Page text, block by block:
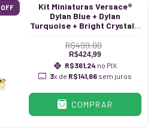
OFF
Kit Miniaturas Versace®
Dylan Blue + Dylan
Turquoise + Bright Crystal +
ml
R$499,00
R$424,99
R$361,24 no PIX
3x de R$141,66 sem juros
COMPRAR